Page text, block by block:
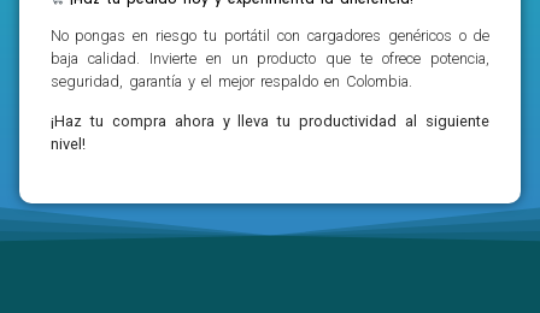
No pongas en riesgo tu portátil con cargadores genéricos o de
baja calidad. Invierte en un producto que te ofrece potencia,
seguridad, garantía y el mejor respaldo en Colombia.
¡Haz tu compra ahora y lleva tu productividad al siguiente
nivel!